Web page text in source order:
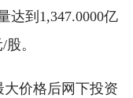
达到1,347.0000亿
。
价格后网下投资